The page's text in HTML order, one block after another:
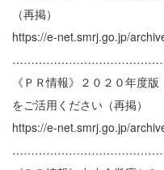
（再掲）
https://e-net.smrj.go.jp/
《ＰＲ情報》２０２０年度
をご活用ください（再掲）
https://e-net.smrj.go.jp/